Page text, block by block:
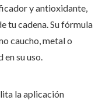
y antioxidante,
tu cadena. Su fórmula
caucho, metal o
su uso.
la aplicación